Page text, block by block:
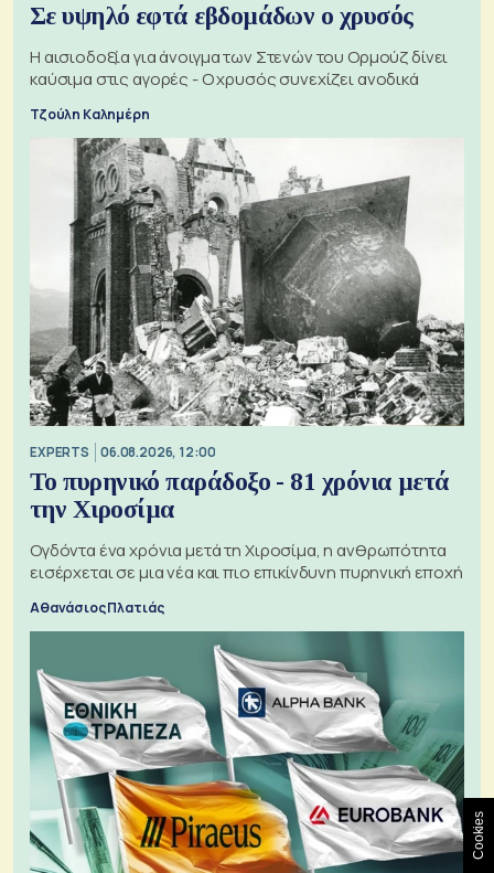
Σε υψηλό εφτά εβδομάδων ο χρυσός
Η αισιοδοξία για άνοιγμα των Στενών του Ορμούζ δίνει
καύσιμα στις αγορές - Ο χρυσός συνεχίζει ανοδικά
Τζούλη Καλημέρη
EXPERTS 06.08.2026, 12:00
Το πυρηνικό παράδοξο - 81 χρόνια μετά
την Χιροσίμα
Ογδόντα ένα χρόνια μετά τη Χιροσίμα, η ανθρωπότητα
εισέρχεται σε μια νέα και πιο επικίνδυνη πυρηνική εποχή
Αθανάσιος Πλατιάς
Cookies